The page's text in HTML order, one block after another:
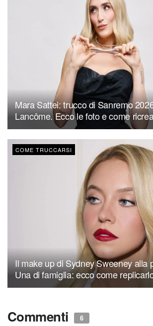
Mara Sattei: trucco di Sanremo
Lancôme. Ecco le foto e come
COME TRUCCARSI
Il make up di Sydney Sweeney alla
Una di famiglia: ecco come
Commenti 6